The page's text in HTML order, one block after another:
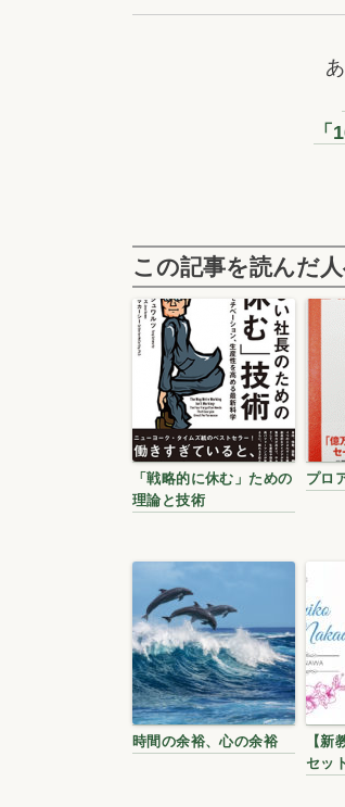
この記事を読んだ
「戦略的に休む」ための
理論と技術
プロ
時間の余裕、心の余裕
【新
セッ